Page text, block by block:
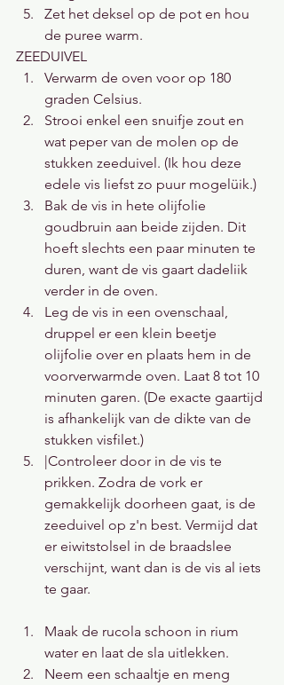
Zet het deksel op de pot en hou
de puree warm.
ZEEDUIVEL
Verwarm de oven voor op 180
graden Celsius.
Strooi enkel een snuifje zout en
wat peper van de molen op de
stukken zeeduivel. (Ik hou deze
edele vis liefst zo puur mogelüik.)
Bak de vis in hete olijfolie
goudbruin aan beide zijden. Dit
hoeft slechts een paar minuten te
duren, want de vis gaart dadeliik
verder in de oven.
Leg de vis in een ovenschaal,
druppel er een klein beetje
olijfolie over en plaats hem in de
voorverwarmde oven. Laat 8 tot 10
minuten garen. (De exacte gaartijd
is afhankelijk van de dikte van de
stukken visfilet.)
|Controleer door in de vis te
prikken. Zodra de vork er
gemakkelijk doorheen gaat, is de
zeeduivel op z'n best. Vermijd dat
er eiwitstolsel in de braadslee
verschijnt, want dan is de vis al iets
te gaar.
Maak de rucola schoon in rium
water en laat de sla uitlekken.
Neem een schaaltje en meng